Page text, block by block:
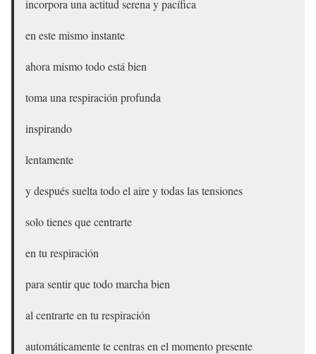
incorpora una actitud serena y pacífica
en este mismo instante
ahora mismo todo está bien
toma una respiración profunda
inspirando
lentamente
y después suelta todo el aire y todas las tensiones
solo tienes que centrarte
en tu respiración
para sentir que todo marcha bien
al centrarte en tu respiración
automáticamente te centras en el momento presente